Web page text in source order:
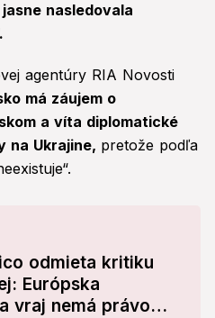
nasledovala
agentúry RIA Novosti
má záujem o
a víta diplomatické
na Ukrajine, pretože podľa
odmieta kritiku
Európska
vraj nemá právo